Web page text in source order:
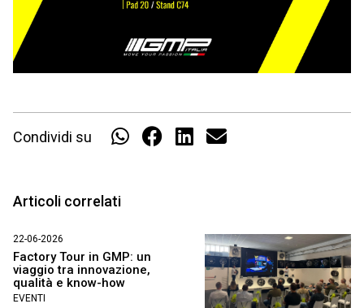
Condividi su
Articoli correlati
22-06-2026
Factory Tour in GMP: un
viaggio tra innovazione,
qualità e know-how
EVENTI